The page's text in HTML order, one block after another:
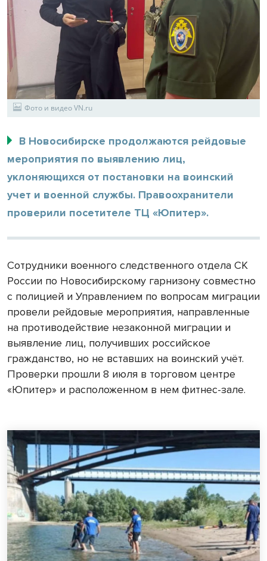
Фото и видео VN.ru
В Новосибирске продолжаются рейдовые
мероприятия по выявлению лиц,
уклоняющихся от постановки на воинский
учет и военной службы. Правоохранители
проверили посетителе ТЦ «Юпитер».
Сотрудники военного следственного отдела СК
России по Новосибирскому гарнизону совместно
с полицией и Управлением по вопросам миграции
провели рейдовые мероприятия, направленные
на противодействие незаконной миграции и
выявление лиц, получивших российское
гражданство, но не вставших на воинский учёт.
Проверки прошли 8 июля в торговом центре
«Юпитер» и расположенном в нем фитнес-зале.